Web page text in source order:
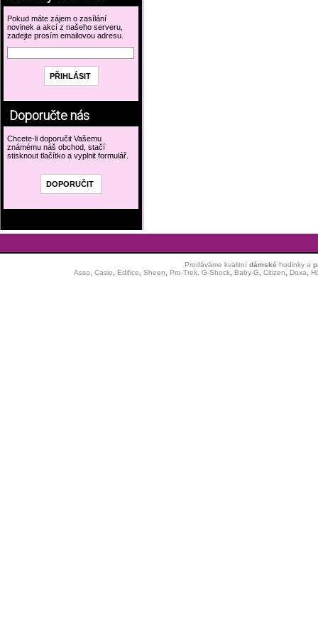
Pokud máte zájem o zasílání
novinek a akcí z našeho serveru,
zadejte prosím emailovou adresu.
Doporučte nás
Chcete-li doporučit Vašemu
známému náš obchod, stačí
stisknout tlačítko a vyplnit formulář.
Prodáváme kvalitní dámské hodinkya
Asso
Casio Edifice Sheen Pro-Trek, G-Shock, Baby-G Citizen Doxa